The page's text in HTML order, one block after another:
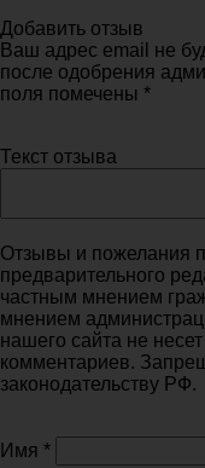
Добавить отзыв
Ваш адрес email не
после одобрения
поля помечены *
Текст отзыва
Отзывы и пожелания
предварительного
частным мнением
мнением
нашего сайта не
комментариев.
законодательству РФ.
Имя *